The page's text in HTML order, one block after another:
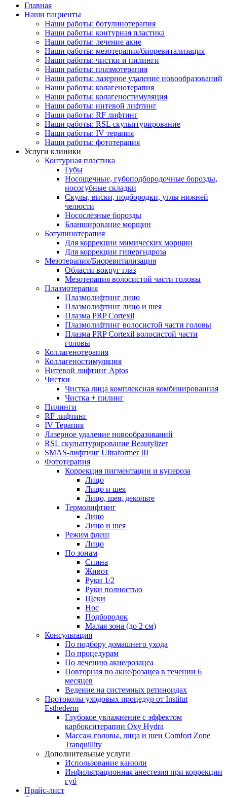
Главная
Наши пациенты
Наши работы: ботулинотерапия
Наши работы: контурная пластика
Наши работы: лечение акне
Наши работы: мезотерапия/биоревитализация
Наши работы: чистки и пилинги
Наши работы: плазмотерапия
Наши работы: лазерное удаление новообразований
Наши работы: колагенотерапия
Наши работы: колагеностимуляция
Наши работы: нитевой лифтинг
Наши работы: RF лифтинг
Наши работы: RSL скульптурирование
Наши работы: IV терапия
Наши работы: фототерапия
Услуги клиники
Контурная пластика
Губы
Носощечные, губоподбородочные борозды,
носогубные складки
Скулы, виски, подбородки, углы нижней
челюсти
Носослезные борозды
Бланширование морщин
Ботулинотерапия
Для коррекции мимических морщин
Для коррекции гипергидроза
Мезотерапия/Биоревитализация
Области вокруг глаз
Мезотерапия волосистой части головы
Плазмотерапия
Плазмолифтинг лицо
Плазмолифтинг лицо и шея
Плазма PRP Cortexil
Плазмолифтинг волосистой части головы
Плазма PRP Cortexil волосистой части
головы
Коллагенотерапия
Коллагеностимуляция
Нитевой лифтинг Aptos
Чистки
Чистка лица комплексная комбинированная
Чистка + пилинг
Пилинги
RF лифтинг
IV Терапия
Лазерное удаление новообразований
RSL скульптурирование Beautylizer
SMAS-лифтинг Ultraformer III
Фототерапия
Коррекция пигментации и купероза
Лицо
Лицо и шея
Лицо, шея, декольте
Термолифтинг
Лицо
Лицо и шея
Режим флеш
Лицо
По зонам
Спина
Живот
Руки 1/2
Руки полностью
Щеки
Нос
Подбородок
Малая зона (до 2 см)
Консультация
По подбору домашнего ухода
По процедурам
По лечению акне/розацеа
Повторная по акне/розацеа в течении 6
месяцев
Ведение на системных ретиноидах
Протоколы уходовых процедур от Institut
Esthederm
Глубокое увлажнение с эффектом
карбокситерапии Oxy Hydra
Массаж головы, лица и шеи Comfort Zone
Tranquillity
Дополнительные услуги
Использование канюли
Инфильтрационная анестезия при коррекции
губ
Прайс-лист